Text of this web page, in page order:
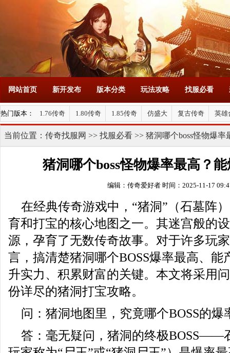
网站首页 新开发布 版本分类 玩法攻略 找服必看
热门版本： 1.76传奇 1.80传奇 1.85传奇 仿盛大 复古传奇 英雄
当前位置： 传奇找服网 >> 找服必看 >> 猪洞哪个boss怪物爆
猪洞哪个boss怪物爆率最高？
编辑：传奇爱好者 时间：2025-11-17
在经典传奇游戏中，“猪洞”（石墓阵
育和打宝的核心地图之一。其迷宫般的
源，孕育了无数传奇故事。对于许多玩
言，搞清楚猪洞哪个BOSS爆率最高、能
升实力、积累财富的关键。本文将采用
份详尽的猪洞打宝攻略。
问：猪洞地图里，究竟哪个BOSS的爆
答：毫无疑问，猪洞的终极BOSS——